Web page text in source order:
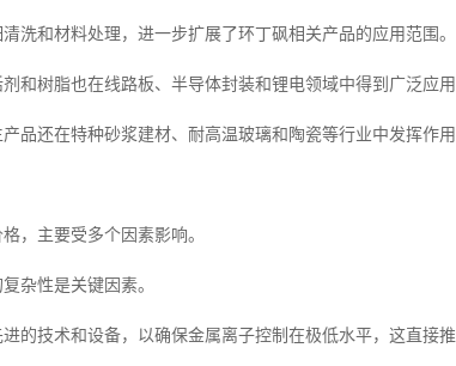
洗和材料处理，进一步扩展了环丁砜相关产品的应用范围。
和树脂也在线路板、半导体封装和锂电领域中得到广泛应
品还在特种砂浆建材、耐高温玻璃和陶瓷等行业中发挥作
，主要受多个因素影响。
杂性是关键因素。
的技术和设备，以确保金属离子控制在极低水平，这直接推